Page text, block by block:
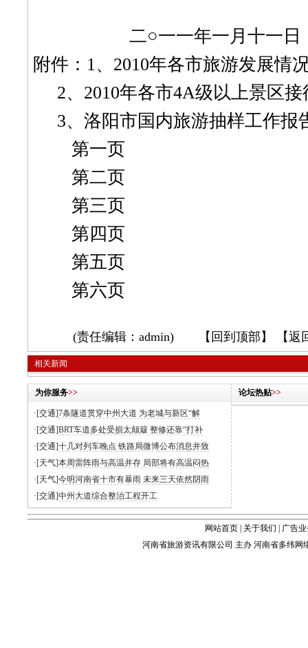
二○一一年一月十一日
附件：1、 2010年各市旅游发展情
2、 2010年各市4A级以上景区
3、洛阳市国内旅游抽样工作报
第一页
第二页
第三页
第四页
第五页
第六页
(责任编辑：admin) 【 回到顶部 】 【返
相关新闻
为你服务>>
·[交通]7条隧道贯穿中州大道 为老城与新区“解
·[交通]BRT车道多处受损太颠簸 整修还靠“打补
·[交通]十几对列车晚点 铁路局微博公布消息并致
·[天气]本周雷阵雨与高温并存 局部将有高温闷热
·[天气]今明河南省十市有暴雨 未来三天依然阴雨
·[交通]中州大道综合整治工程开工
论坛热贴>>
网站首页 关于我们
广告
河南省旅游资讯有限公司 主办 河南省多纬